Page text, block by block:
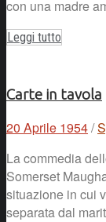
con una madre
Leggi tutto
Carte in tavola
20 Aprile 1954/
La commedia
Somerset
situazione in cui
separata dal